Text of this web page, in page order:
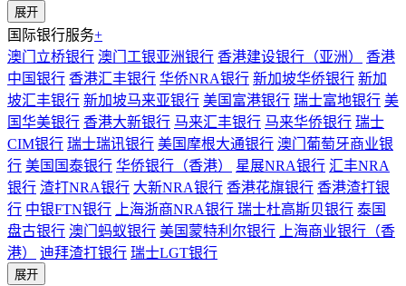
展开
国际银行服务+
澳门立桥银行 澳门工银亚洲银行 香港建设银行（亚洲）
香港
中国银行 香港汇丰银行 华侨NRA银行 新加坡华侨银行 新加
坡汇丰银行 新加坡马来亚银行 美国富港银行 瑞士富地银行 美
国华美银行 香港大新银行 马来汇丰银行 马来华侨银行 瑞士
CIM银行 瑞士瑞讯银行 美国摩根大通银行 澳门葡萄牙商业银
行 美国国泰银行 华侨银行（香港） 星展NRA银行 汇丰NRA
银行 渣打NRA银行 大新NRA银行 香港花旗银行 香港渣打银
行 中银FTN银行 上海浙商NRA银行 瑞士杜高斯贝银行 泰国
盘古银行 澳门蚂蚁银行 美国蒙特利尔银行
上海商业银行（香
港）
迪拜渣打银行 瑞士LGT银行
展开